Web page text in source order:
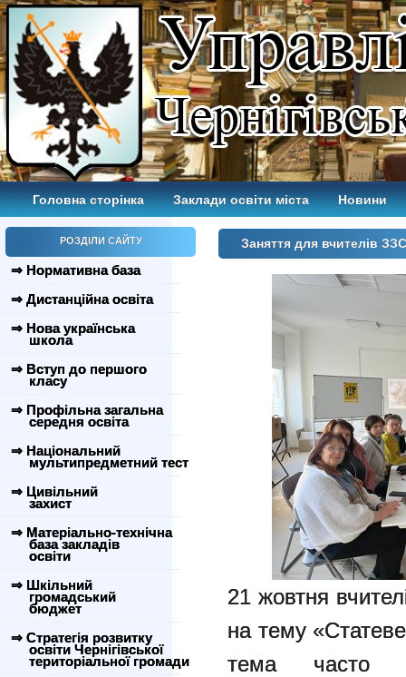
Головна сторінка Заклади освіти міста Новини
РОЗДІЛИ САЙТУ
⇒ Нормативна база
⇒ Дистанційна освіта
⇒ Нова українська
школа
⇒ Вступ до першого
класу
⇒ Профільна загальна
середня освіта
⇒ Національний
мультипредметний тест
⇒ Цивільний
захист
⇒ Матеріально-технічна
база закладів
освіти
⇒ Шкільний
громадський
бюджет
⇒ Стратегія розвитку
освіти Чернігівської
територіальної громади
Заняття для вчителів
21 жовтня
на тему
тема часто